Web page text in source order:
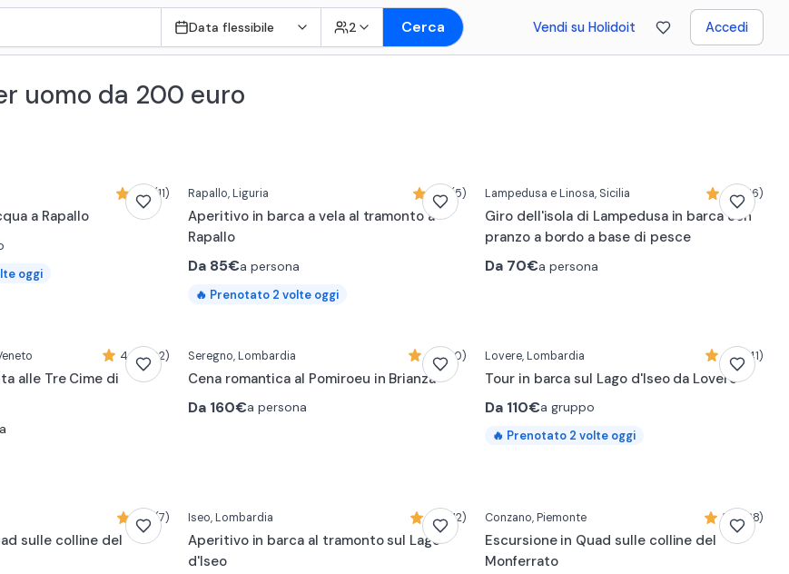
Data flessibile 2 Cerca Vendi su Holidoit Accedi
uomo da 200 euro
5,0 (11)
a Rapallo
oggi
Rapallo, Liguria 4,6 (5)
Aperitivo in barca a vela al tramonto a
Rapallo
Da 85€a persona
🔥 Prenotato 2 volte oggi
Lampedusa e Linosa, Sicilia 4,9 (16)
Giro dell'isola di Lampedusa in barca con
pranzo a bordo a base di pesce
Da 70€a persona
4,9 (202)
alle Tre Cime di
0:19
Seregno, Lombardia 4,8 (10)
Cena romantica al Pomiroeu in Brianza
Da 160€a persona
Lovere, Lombardia 4,9 (41)
Tour in barca sul Lago d'Iseo da Lovere
Da 110€a gruppo
🔥 Prenotato 2 volte oggi
5,0 (7)
sulle colline del
Iseo, Lombardia 4,9 (12)
Aperitivo in barca al tramonto sul Lago
d'Iseo
Conzano, Piemonte 5,0 (38)
Escursione in Quad sulle colline del
Monferrato